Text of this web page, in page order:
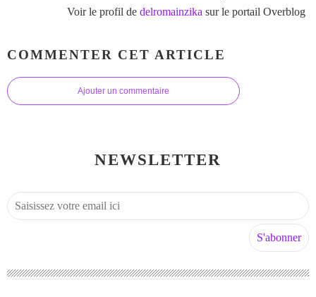
Voir le profil de delromainzika sur le portail Overblog
COMMENTER CET ARTICLE
Ajouter un commentaire
NEWSLETTER